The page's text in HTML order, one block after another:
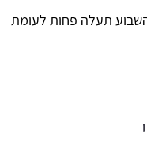
תעלה פחות לעומת